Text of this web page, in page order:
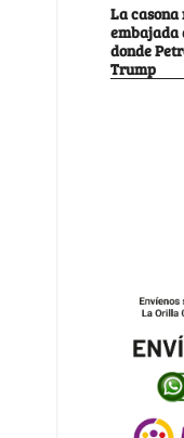
La casona
embajada
donde
Trump